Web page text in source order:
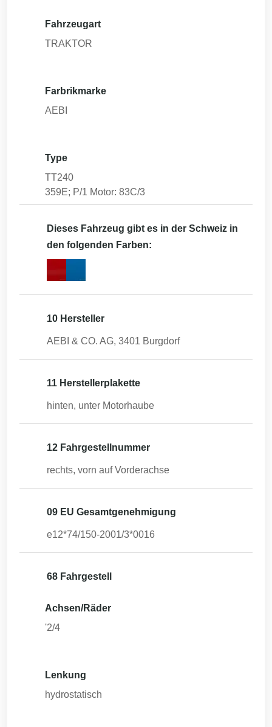
Fahrzeugart
TRAKTOR
Farbrikmarke
AEBI
Type
TT240
359E; P/1 Motor: 83C/3
Dieses Fahrzeug gibt es in der Schweiz in
den folgenden Farben:
10 Hersteller
AEBI & CO. AG, 3401 Burgdorf
11 Herstellerplakette
hinten, unter Motorhaube
12 Fahrgestellnummer
rechts, vorn auf Vorderachse
09 EU Gesamtgenehmigung
e12*74/150-2001/3*0016
68 Fahrgestell
Achsen/Räder
'2/4
Lenkung
hydrostatisch